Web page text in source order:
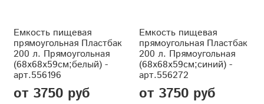
Емкость пищевая
прямоугольная Пластбак
200 л. Прямоугольная
(68x68x59см;белый) -
арт.556196
от 3750 руб
Емкость пищевая
прямоугольная Пластбак
200 л. Прямоугольная
(68x68x59см;синий) -
арт.556272
от 3750 руб